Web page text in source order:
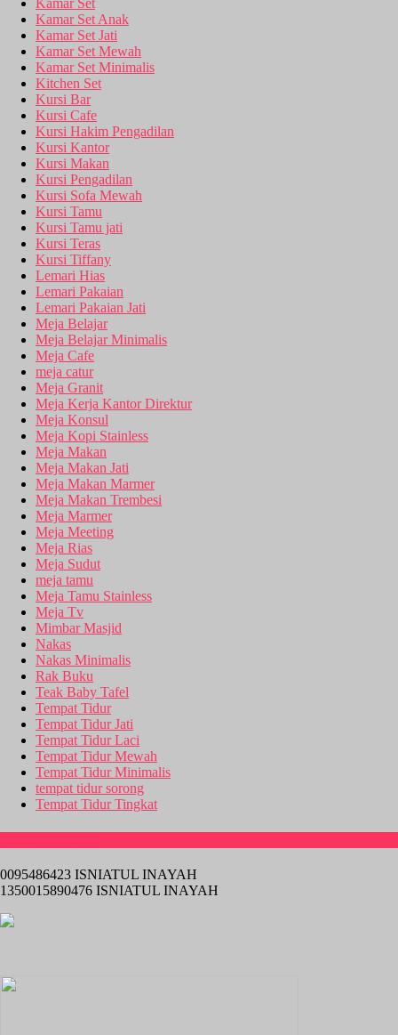
Kamar Set
Kamar Set Anak
Kamar Set Jati
Kamar Set Mewah
Kamar Set Minimalis
Kitchen Set
Kursi Bar
Kursi Cafe
Kursi Hakim Pengadilan
Kursi Kantor
Kursi Makan
Kursi Pengadilan
Kursi Sofa Mewah
Kursi Tamu
Kursi Tamu jati
Kursi Teras
Kursi Tiffany
Lemari Hias
Lemari Pakaian
Lemari Pakaian Jati
Meja Belajar
Meja Belajar Minimalis
Meja Cafe
meja catur
Meja Granit
Meja Kerja Kantor Direktur
Meja Konsul
Meja Kopi Stainless
Meja Makan
Meja Makan Jati
Meja Makan Marmer
Meja Makan Trembesi
Meja Marmer
Meja Meeting
Meja Rias
Meja Sudut
meja tamu
Meja Tamu Stainless
Meja Tv
Mimbar Masjid
Nakas
Nakas Minimalis
Rak Buku
Teak Baby Tafel
Tempat Tidur
Tempat Tidur Jati
Tempat Tidur Laci
Tempat Tidur Mewah
Tempat Tidur Minimalis
tempat tidur sorong
Tempat Tidur Tingkat
0095486423 ISNIATUL INAYAH
1350015890476 ISNIATUL INAYAH